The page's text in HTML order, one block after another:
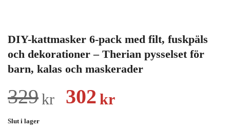
DIY-kattmasker 6-pack med filt, fuskpäls
och dekorationer – Therian pysselset för
barn, kalas och maskerader
329kr
Det
302 krDet
Slut i lager